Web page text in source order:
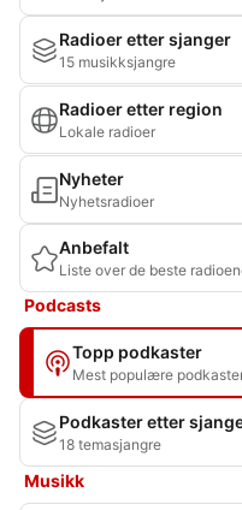
Radioer etter sjanger
15 musikksjangre
Radioer etter region
Lokale radioer
Nyheter
Nyhetsradioer
Anbefalt
Liste over de beste
Podcasts
Topp podkaster
Mest populære
Podkaster etter
18 temasjangre
Musikk